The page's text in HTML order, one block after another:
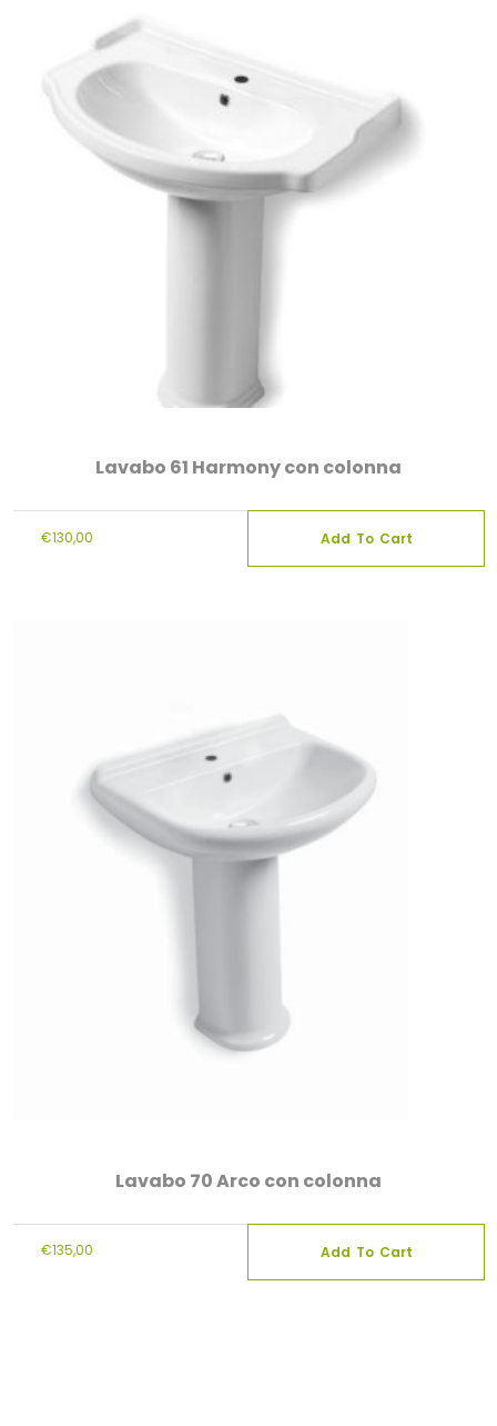
Lavabo 61 Harmony con colonna
€130,00 Add To Cart
Lavabo 70 Arco con colonna
€135,00 Add To Cart